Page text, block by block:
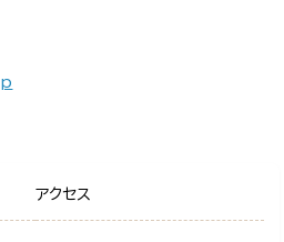
アクセス